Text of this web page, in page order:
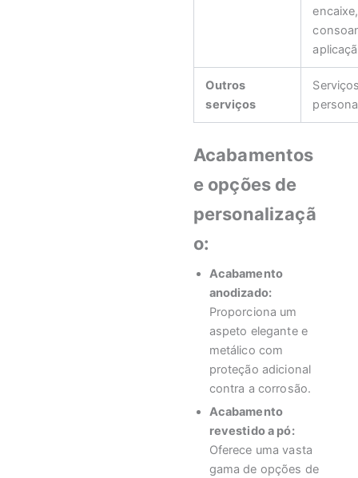
encaixe,
Outros
serviços
Acabamentos
e opções de
personalizaçã
o:
Acabamento
anodizado:
Proporciona um
aspeto elegante e
metálico com
proteção adicional
contra a corrosão.
Acabamento
revestido a pó:
Oferece uma vasta
gama de opções de